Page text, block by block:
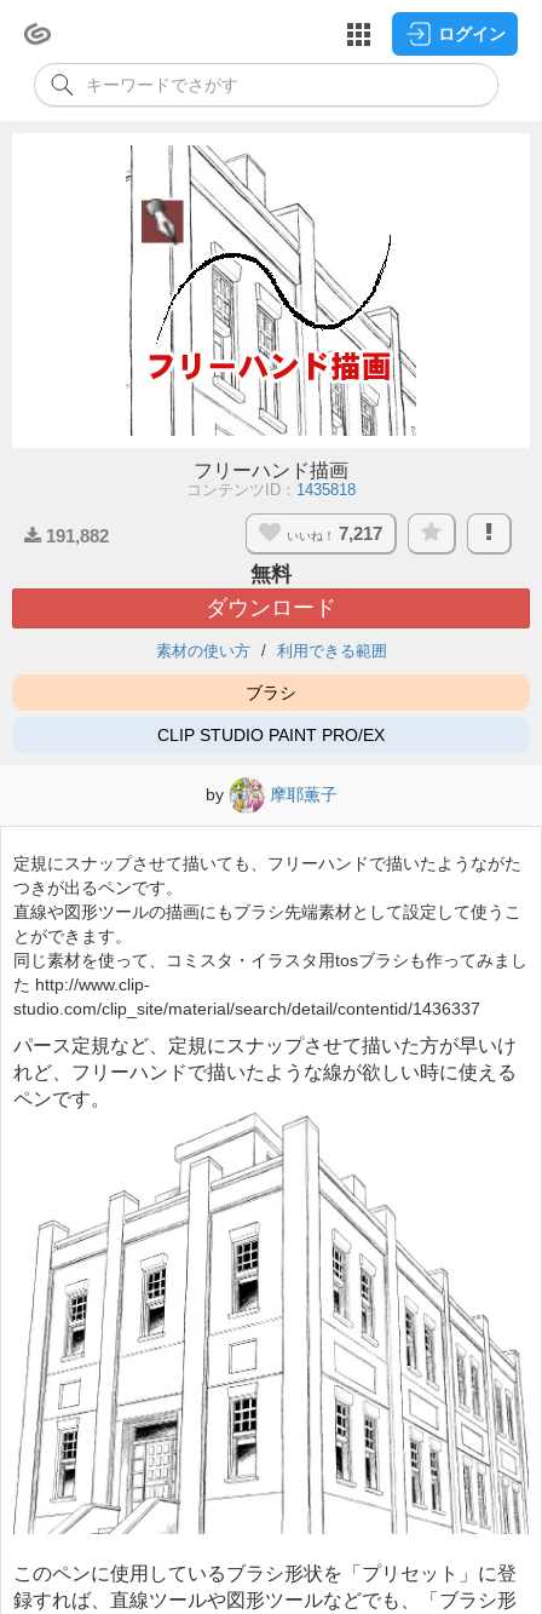
ログイン
フリーハンド描画
コンテンツID： 1435818
191,882 いいね！ 7,217
無料
ダウンロード
素材の使い方 利用できる範囲
ブラシ
CLIP STUDIO PAINT PRO/EX
by 摩耶薫子
定規にスナップさせて描いても、フリーハンドで描いたようながた
つきが出るペンです。
直線や図形ツールの描画にもブラシ先端素材として設定して使うこ
とができます。
同じ素材を使って、コミスタ・イラスタ用tosブラシも作ってみまし
た http://www.clip-
studio.com/clip_site/material/search/detail/contentid/1436337
パース定規など、定規にスナップさせて描いた方が早いけ
れど、フリーハンドで描いたような線が欲しい時に使える
ペンです。
このペンに使用しているブラシ形状を「プリセット」に登
録すれば、直線ツールや図形ツールなどでも、「ブラシ形